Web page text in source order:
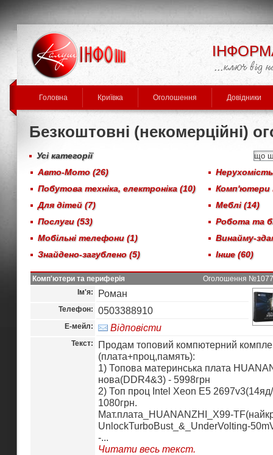
Головна Криївка Оголошення Довідники
Безкоштовні (некомерційні)
Усі категорії
Авто-Мото (26)
Побутова техніка, електроніка (10)
Комп'ютери
Для дітей (7)
Меблі (14)
Послуги (53)
Робота та
Мобільні телефони (1)
Винайму-
Знайдено-загублено (5)
Інше (60)
Комп'ютери та периферія
Оголошення
Ім'я:
Роман
Телефон: 0503388910
Е-мейл: Відповісти
Текст:
Продам топовий компютерний
(плата+проц,память):
1) Топова материнська плата
нова(DDR4&3) - 5998грн
2) Топ проц Intel Xeon E5
1080грн.
Мат.плата_HUANANZHI_X99-
UnlockTurboBust_&_UnderVolting-
-...
Читати весь текст.